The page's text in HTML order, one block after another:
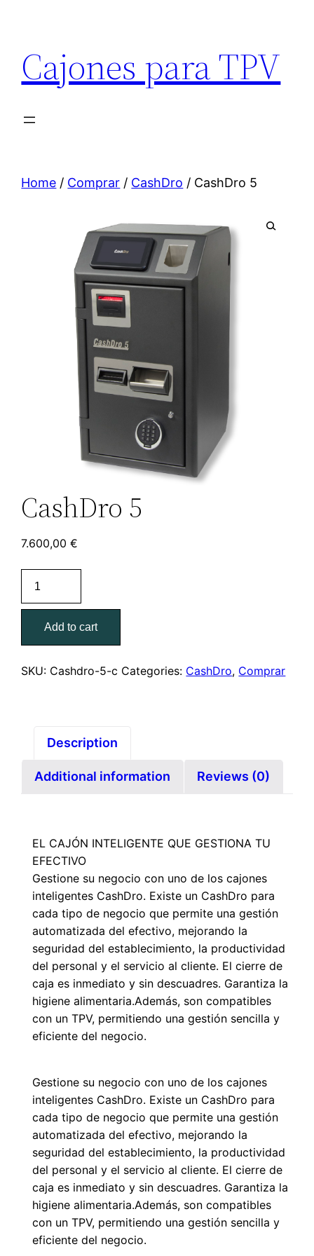
Cajones para TPV
Home / Comprar / CashDro / CashDro 5
CashDro 5
7.600,00€
Add to cart
SKU: Cashdro-5-c Categories: CashDro, Comprar
Description
Additional information Reviews (0)
EL CAJÓN INTELIGENTE QUE GESTIONA TU
EFECTIVO
Gestione su negocio con uno de los cajones
inteligentes CashDro. Existe un CashDro para
cada tipo de negocio que permite una gestión
automatizada del efectivo, mejorando la
seguridad del establecimiento, la productividad
del personal y el servicio al cliente. El cierre de
caja es inmediato y sin descuadres. Garantiza la
higiene alimentaria.Además, son compatibles
con un TPV, permitiendo una gestión sencilla y
eficiente del negocio.
Gestione su negocio con uno de los cajones
inteligentes CashDro. Existe un CashDro para
cada tipo de negocio que permite una gestión
automatizada del efectivo, mejorando la
seguridad del establecimiento, la productividad
del personal y el servicio al cliente. El cierre de
caja es inmediato y sin descuadres. Garantiza la
higiene alimentaria.Además, son compatibles
con un TPV, permitiendo una gestión sencilla y
eficiente del negocio.